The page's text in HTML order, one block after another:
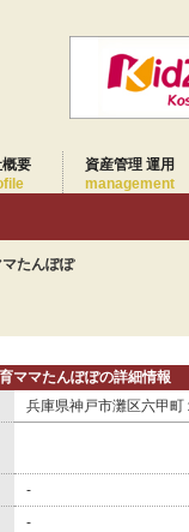
要
資産管理 運用
management
たんぽぽ
ママたんぽぽの詳細情報
兵庫県神戸市灘区六甲町
-
-